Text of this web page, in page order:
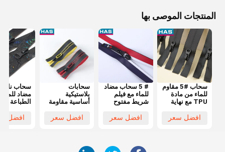
المنتجات الموصى بها
سحاب #5 مقاوم
للماء من مادة
TPU مع نهاية
الواقية من الرياح
أو معاطف المطر
افضل سعر
# 5 سحاب مضاد
للماء مع فيلم
شريط مفتوح
أو الأمتعة
افضل سعر
سحابات
بلاستيكية
أساسية مقاومة
بلاستيكية مع
افضل سعر
سحاب
مضاد للماء
الطباعة
والذيل
افضل